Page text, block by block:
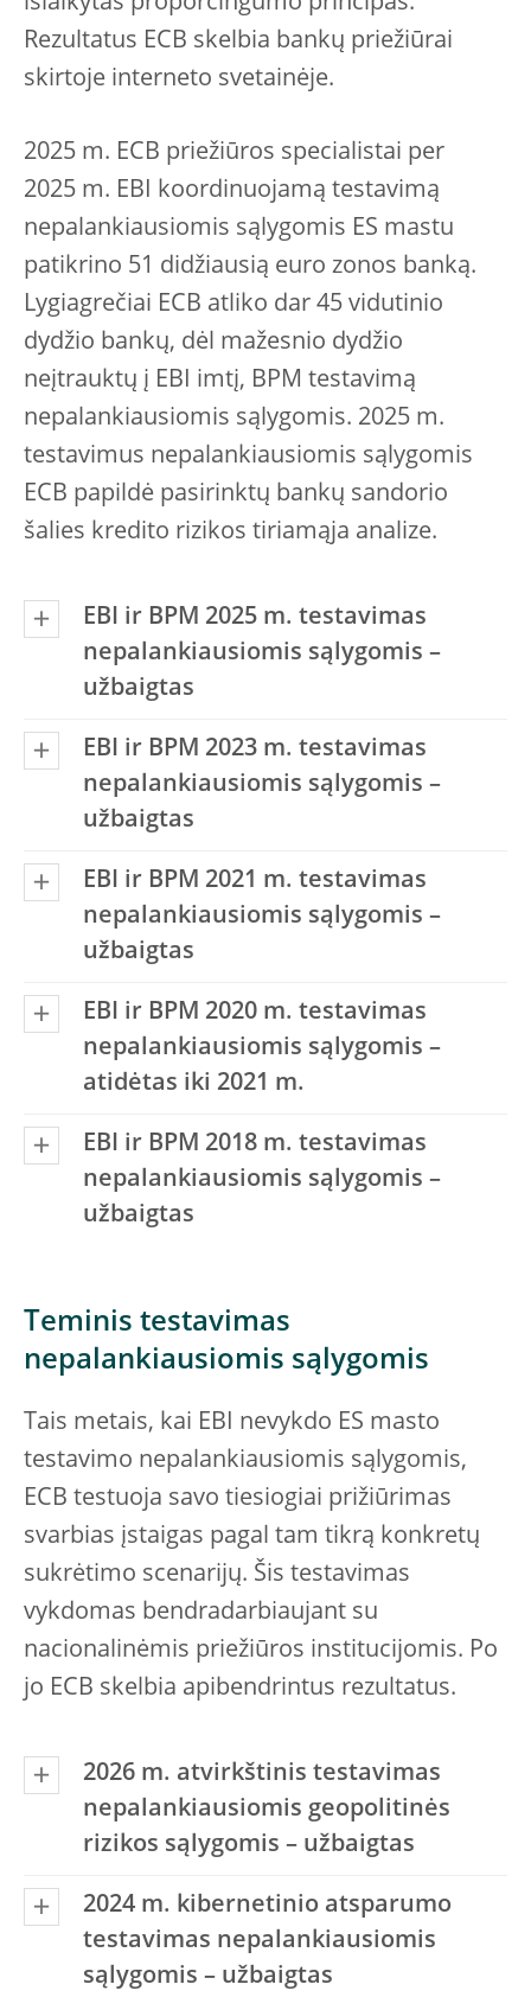
Rezultatus ECB skelbia bankų priežiūrai
skirtoje interneto svetainėje.
2025 m. ECB priežiūros specialistai per
2025 m. EBI koordinuojamą testavimą
nepalankiausiomis sąlygomis ES mastu
patikrino 51 didžiausią euro zonos banką.
Lygiagrečiai ECB atliko dar 45 vidutinio
dydžio bankų, dėl mažesnio dydžio
neįtrauktų į EBI imtį, BPM testavimą
nepalankiausiomis sąlygomis. 2025 m.
testavimus nepalankiausiomis sąlygomis
ECB papildė pasirinktų bankų sandorio
šalies kredito rizikos tiriamąja analize.
EBI ir BPM 2025 m. testavimas
nepalankiausiomis sąlygomis –
užbaigtas
EBI ir BPM 2023 m. testavimas
nepalankiausiomis sąlygomis –
užbaigtas
EBI ir BPM 2021 m. testavimas
nepalankiausiomis sąlygomis –
užbaigtas
EBI ir BPM 2020 m. testavimas
nepalankiausiomis sąlygomis –
atidėtas iki 2021 m.
EBI ir BPM 2018 m. testavimas
nepalankiausiomis sąlygomis –
užbaigtas
Teminis testavimas
nepalankiausiomis sąlygomis
Tais metais, kai EBI nevykdo ES masto
testavimo nepalankiausiomis sąlygomis,
ECB testuoja savo tiesiogiai prižiūrimas
svarbias įstaigas pagal tam tikrą konkretų
sukrėtimo scenarijų. Šis testavimas
vykdomas bendradarbiaujant su
nacionalinėmis priežiūros institucijomis. Po
jo ECB skelbia apibendrintus rezultatus.
2026 m. atvirkštinis testavimas
nepalankiausiomis geopolitinės
rizikos sąlygomis – užbaigtas
2024 m. kibernetinio atsparumo
testavimas nepalankiausiomis
sąlygomis – užbaigtas